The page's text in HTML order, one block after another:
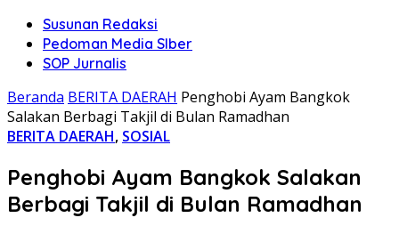
Susunan Redaksi
Pedoman Media SIber
SOP Jurnalis
Beranda BERITA DAERAH Penghobi Ayam Bangkok
Salakan Berbagi Takjil di Bulan Ramadhan
BERITA DAERAH, SOSIAL
Penghobi Ayam Bangkok Salakan
Berbagi Takjil di Bulan Ramadhan